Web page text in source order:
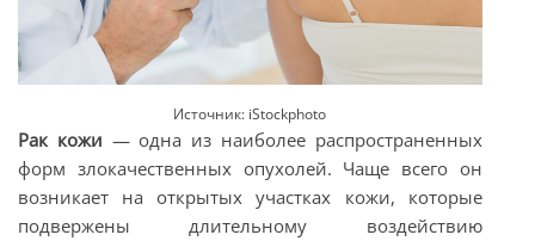
Источник: iStockphoto
Рак кожи — одна из наиболее распространенных
форм злокачественных опухолей. Чаще всего он
возникает на открытых участках кожи, которые
подвержены длительному воздействию